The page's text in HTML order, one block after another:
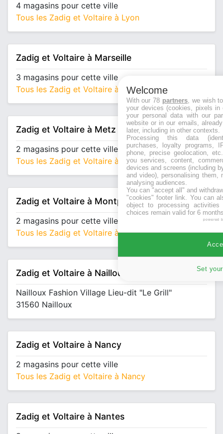
4 magasins pour cette ville
Tous les Zadig et Voltaire à Lyon
Zadig et Voltaire à Marseille
3 magasins pour cette ville
Tous les Zadig et Voltaire à Marseille
Zadig et Voltaire à Metz
2 magasins pour cette ville
Tous les Zadig et Voltaire à Metz
Zadig et Voltaire à Montpellier
2 magasins pour cette ville
Tous les Zadig et Voltaire à Montpellier
Zadig et Voltaire à Nailloux
Nailloux Fashion Village Lieu-dit "Le Grill"
31560 Nailloux
Zadig et Voltaire à Nancy
2 magasins pour cette ville
Tous les Zadig et Voltaire à Nancy
Zadig et Voltaire à Nantes
Welcome
With our 78 partners, we wish
your devices (cookies, pixels
your personal data with our
website or in our emails,
later, including in other contexts.
Processing this data
purchases, loyalty programs,
phone, precise geolocation,
you services, content,
devices and screens (including
and video), personalising them,
analysing audiences.
You can "accept all" and
"cookies" footer link . You can
object to processing
choices remain valid for 6
powered
Set